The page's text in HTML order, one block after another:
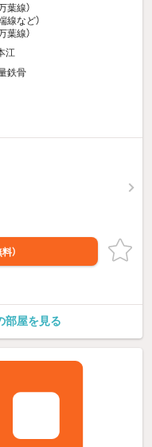
葉線）
線など）
葉線）
江
鉄骨
料）
部屋を見る